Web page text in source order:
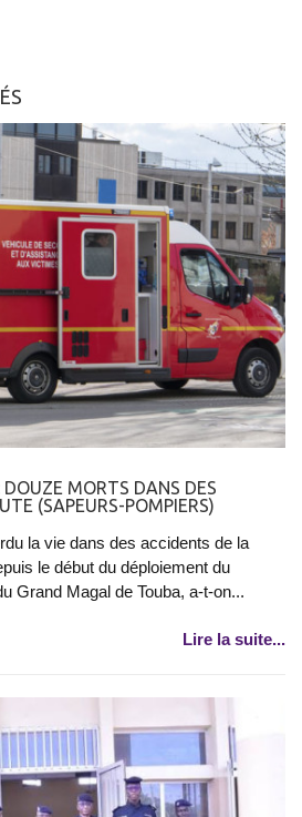
MORTS DANS DES
(SAPEURS-POMPIERS)
la vie dans des accidents de la
le début du déploiement du
Grand Magal de Touba, a-t-on...
Lire la suite...